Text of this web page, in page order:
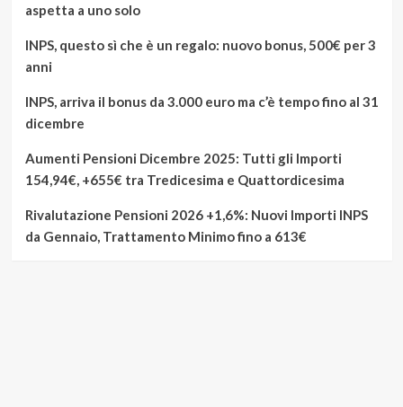
aspetta a uno solo
INPS, questo sì che è un regalo: nuovo bonus, 500€ per 3
anni
INPS, arriva il bonus da 3.000 euro ma c’è tempo fino al 31
dicembre
Aumenti Pensioni Dicembre 2025: Tutti gli Importi
154,94€, +655€ tra Tredicesima e Quattordicesima
Rivalutazione Pensioni 2026 +1,6%: Nuovi Importi INPS
da Gennaio, Trattamento Minimo fino a 613€